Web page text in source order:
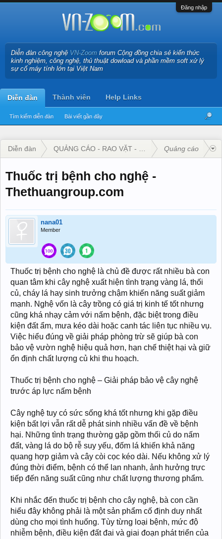
Đăng nhập
Diễn đàn công nghệ VN-Zoom forum Cộng đồng chia sẻ kiến thức
kinh nghiệm, công nghệ, thủ thuật dowload và phần mềm soft xử lý
sự cố máy tính lớn tại Việt Nam
Diễn đàn
Tìm kiếm diễn đàn Bài viết gần đây
Thành viên Help Links
Diễn đàn QUẢNG CÁO - RAO VẶT - KINH DOANHQuảng cáo
Thuốc trị bệnh cho nghệ -
Thethuangroup.com
nana01
Member
Thuốc trị bệnh cho nghệ là chủ đề được rất nhiều bà con
quan tâm khi cây nghệ xuất hiện tình trạng vàng lá, thối
củ, cháy lá hay sinh trưởng chậm khiến năng suất giảm
mạnh. Nghệ vốn là cây trồng có giá trị kinh tế tốt nhưng
cũng khá nhạy cảm với nấm bệnh, đặc biệt trong điều
kiện đất ẩm, mưa kéo dài hoặc canh tác liên tục nhiều vụ.
Việc hiểu đúng về giải pháp phòng trừ sẽ giúp bà con
bảo vệ vườn nghệ hiệu quả hơn, hạn chế thiệt hại và giữ
ổn định chất lượng củ khi thu hoạch.
Thuốc trị bệnh cho nghệ – Giải pháp bảo vệ cây nghệ
trước áp lực nấm bệnh
Cây nghệ tuy có sức sống khá tốt nhưng khi gặp điều
kiện bất lợi vẫn rất dễ phát sinh nhiều vấn đề về bệnh
hại. Những tình trạng thường gặp gồm thối củ do nấm
đất, vàng lá do bộ rễ suy yếu, đốm lá khiến khả năng
quang hợp giảm và cây còi cọc kéo dài. Nếu không xử lý
đúng thời điểm, bệnh có thể lan nhanh, ảnh hưởng trực
tiếp đến năng suất cũng như chất lượng thương phẩm.
Khi nhắc đến thuốc trị bệnh cho cây nghệ, bà con cần
hiểu đây không phải là một sản phẩm cố định duy nhất
dùng cho mọi tình huống. Tùy từng loại bệnh, mức độ
nhiễm bệnh, điều kiện đất đai và giai đoạn phát triển của